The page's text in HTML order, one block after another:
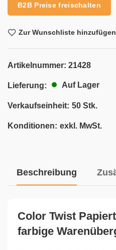
B2B Preise freischalten
Zur Wunschliste hinzufügen
Artikelnummer: 21428
Lieferung: Auf Lager
Verkaufseinheit: 50 Stk.
Konditionen: exkl. MwSt.
Beschreibung
Color Twist
farbige